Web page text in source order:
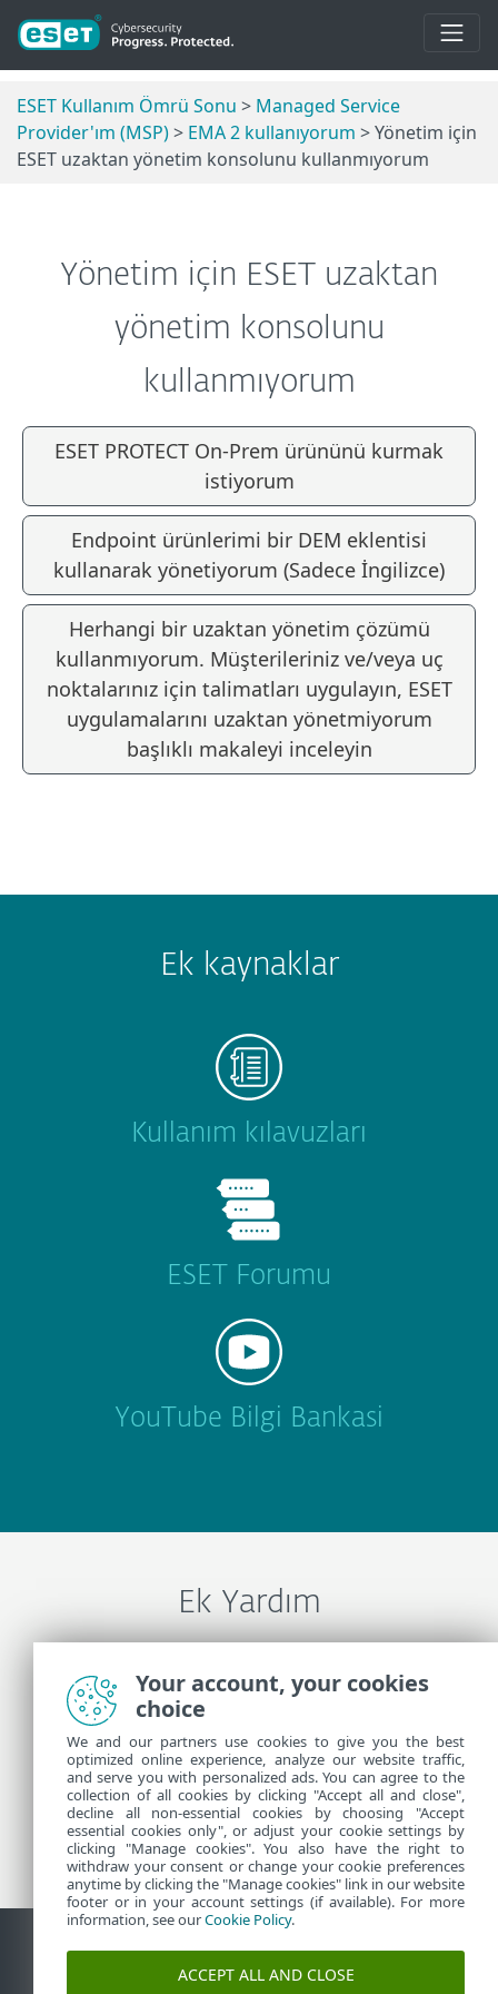
ESET Kullanım Ömrü Sonu > Managed Service
Provider'ım (MSP)> EMA 2 kullanıyorum > Yönetim için
ESET uzaktan yönetim konsolunu kullanmıyorum
Yönetim için ESET uzaktan
yönetim konsolunu
kullanmıyorum
ESET PROTECT On-Prem ürününü kurmak
istiyorum
Endpoint ürünlerimi bir DEM eklentisi
kullanarak yönetiyorum (Sadece İngilizce)
Herhangi bir uzaktan yönetim çözümü
kullanmıyorum. Müşterileriniz ve/veya uç
noktalarınız için talimatları uygulayın, ESET
uygulamalarını uzaktan yönetmiyorum
başlıklı makaleyi inceleyin
Ek kaynaklar
Kullanım kılavuzları
ESET Forumu
YouTube Bilgi Bankasi
Ek Yardım
Daha Fazla Bilgi
Destek Haberleri
Müşteriler İçin Tavsiyeleri
Güvenlik açığı raporla Çerez politikası
Your account, your cookies
choice
We and our partners use cookies to give you the best
optimized online experience, analyze our website traffic,
and serve you with personalized ads. You can agree to the
collection of all cookies by clicking "Accept all and close",
decline all non-essential cookies by choosing "Accept
essential cookies only", or adjust your cookie settings by
clicking "Manage cookies". You also have the right to
withdraw your consent or change your cookie preferences
anytime by clicking the "Manage cookies" link in our website
footer or in your account settings (if available). For more
information, see ourCookie Policy.
ACCEPT ALL AND CLOSE